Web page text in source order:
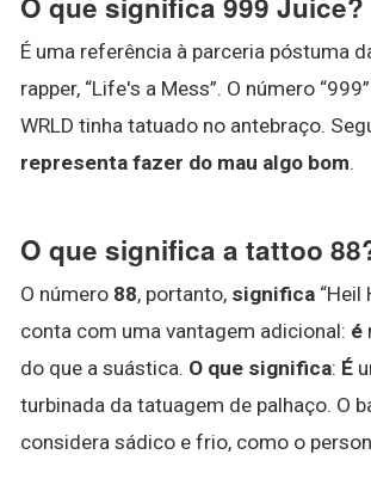
É uma referência à parceria póstuma
rapper, “Life's a Mess”. O número
WRLD tinha tatuado no antebraço.
representa fazer do mau algo bom.
O que significa a tattoo
O número 88, portanto, significa “Heil
conta com uma vantagem adicional: é
do que a suástica. O que significa: É
turbinada da tatuagem de palhaço. O
considera sádico e frio, como o